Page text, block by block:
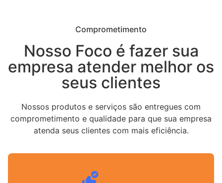
Comprometimento
Nosso Foco é fazer sua
empresa atender melhor os
seus clientes
Nossos produtos e serviços são entregues com
comprometimento e qualidade para que sua empresa
atenda seus clientes com mais eficiência.